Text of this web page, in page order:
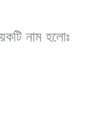
নাম হলোঃ